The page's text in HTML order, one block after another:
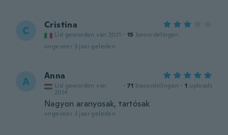
C Cristina
Lid geworden van 2021 · 15 beoordelingen
ongeveer 3 jaar geleden
A Anna
Lid geworden van
2014
· 71 beoordelingen · 1 uploads
Nagyon aranyosak, tartósak
ongeveer 3 jaar geleden